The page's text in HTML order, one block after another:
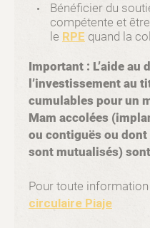
Bénéficier du
compétente et
le RPE quand la
Important : L’aide au
l’investissement au
cumulables pour un
Mam accolées
ou contiguës ou
sont mutualisés)
Pour toute
circulaire Piaje